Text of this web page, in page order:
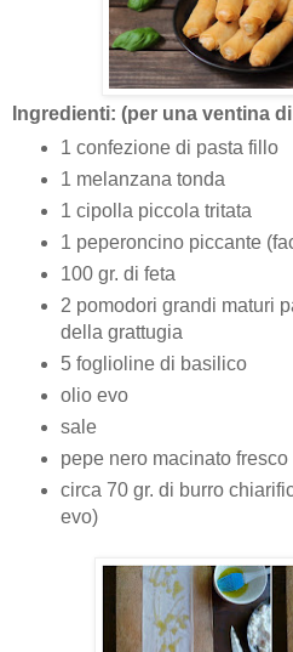
Ingredienti: (per una ventina
1 confezione di pasta fillo
1 melanzana tonda
1 cipolla piccola tritata
1 peperoncino piccante
100 gr. di feta
2 pomodori grandi maturi
della grattugia
5 foglioline di basilico
olio evo
sale
pepe nero macinato fresco
circa 70 gr. di burro
evo)